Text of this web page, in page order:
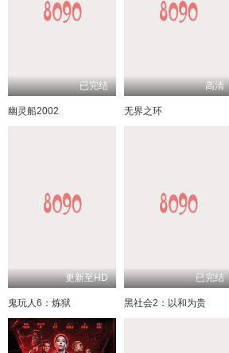
已完结
幽灵船2002
高清
无界之环
更新至HD
鬼玩人6：炼狱
已完结
黑社会2：以和为贵